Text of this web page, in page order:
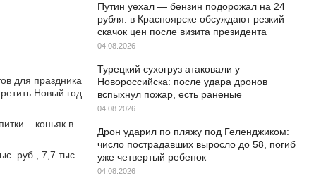
для праздника
Новый год
– коньяк в
руб., 7,7 тыс.
Путин уехал — бензин подорожал на 24
рубля: в Красноярске обсуждают резкий
скачок цен после визита президента
04.08.2026
Турецкий сухогруз атаковали у
Новороссийска: после удара дронов
вспыхнул пожар, есть раненые
04.08.2026
Дрон ударил по пляжу под Геленджиком:
число пострадавших выросло до 58, погиб
уже четвертый ребенок
04.08.2026